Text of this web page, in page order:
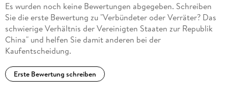
Es wurden noch keine Bewertungen abgegeben. Schreiben
Sie die erste Bewertung zu "Verbündeter oder Verräter? Das
schwierige Verhältnis der Vereinigten Staaten zur Republik
China" und helfen Sie damit anderen bei der
Kaufentscheidung.
Erste Bewertung schreiben